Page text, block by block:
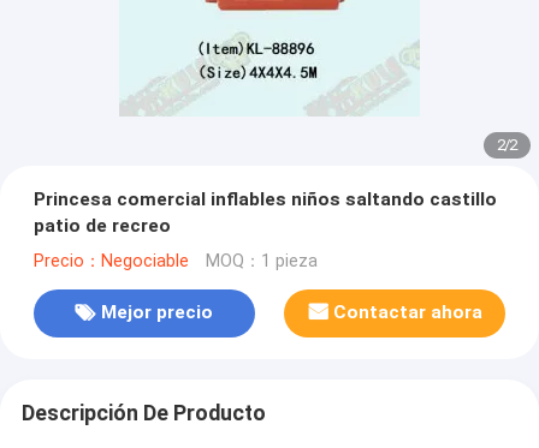
2/2
Princesa comercial inflables niños saltando castillo
patio de recreo
Precio：Negociable MOQ：1 pieza
Mejor precio Contactar ahora
Descripción De Producto